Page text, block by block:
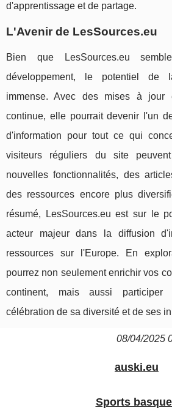
d'apprentissage et de partage.
L'Avenir de LesSources.eu
Bien que LesSources.eu
développement, le potentiel de
immense. Avec des mises à jour
continue, elle pourrait devenir l'un
d'information pour tout ce qui
visiteurs réguliers du site
nouvelles fonctionnalités, des
des ressources encore plus
résumé, LesSources.eu est sur le
acteur majeur dans la diffusion
ressources sur l'Europe. En
pourrez non seulement enrichir vos
continent, mais aussi
célébration de sa diversité et de ses
08/04/2025
auski.eu
Sports